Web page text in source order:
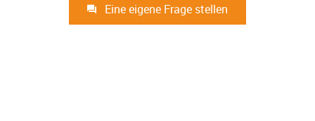
Eine eigene Frage stellen